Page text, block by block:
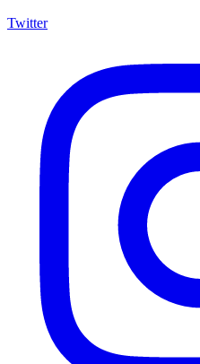
Twitter